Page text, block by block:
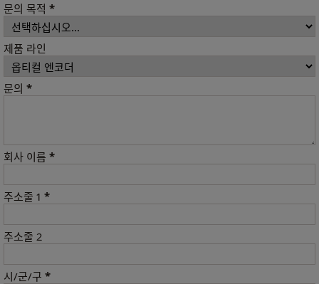
문의 목적 *
제품 라인
문의 *
회사 이름 *
주소줄 1 *
주소줄 2
시/군/구 *